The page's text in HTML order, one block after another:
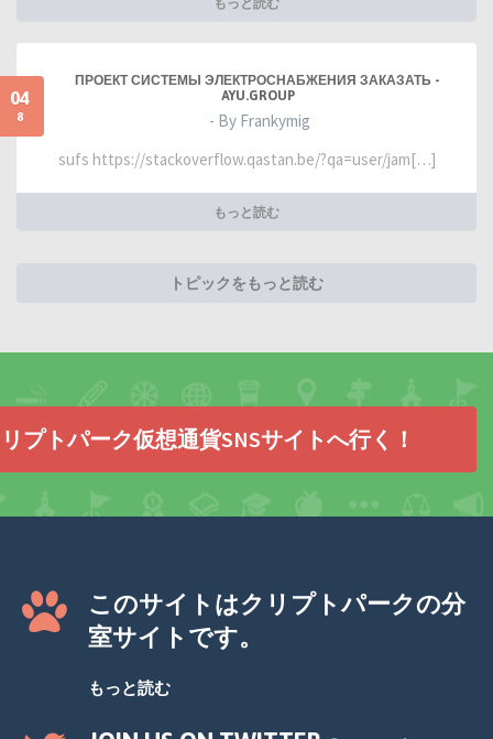
04
8
ПРОЕКТ СИСТЕМЫ ЭЛЕКТРОСНАБЖЕНИЯ ЗАКАЗАТЬ -
AYU.GROUP
- By Frankymig
sufs https://stackoverflow.qastan.be/?qa=user/jam[…]
もっと読む
トピックをもっと読む
プトパーク仮想通貨SNSサイトへ行く！
このサイトはクリプトパークの分
室サイトです。
もっと読む